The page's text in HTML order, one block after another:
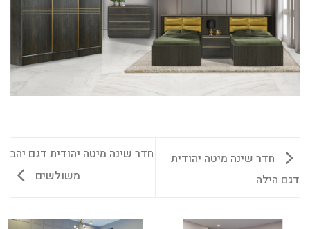
חדר שינה מיטה יהודית
דגם הילה
חדר שינה מיטה יהודית דגם יהב
משולשים